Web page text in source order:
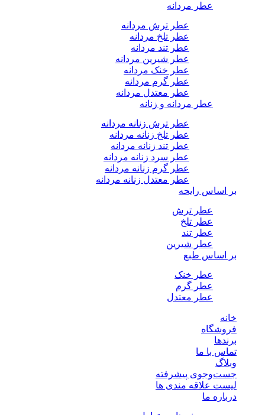
عطر مردانه
عطر ترش مردانه
عطر تلخ مردانه
عطر تند مردانه
عطر شیرین مردانه
عطر خنک مردانه
عطر گرم مردانه
عطر معتدل مردانه
عطر مردانه و زنانه
عطر ترش زنانه مردانه
عطر تلخ زنانه مردانه
عطر تند زنانه مردانه
عطر سرد زنانه مردانه
عطر گرم زنانه مردانه
عطر معتدل زنانه مردانه
بر اساس رایحه
عطر ترش
عطر تلخ
عطر تند
عطر شیرین
بر اساس طبع
عطر خنک
عطر گرم
عطر معتدل
خانه
فروشگاه
برندها
تماس با ما
وبلاگ
جست‌وجوی پیشرفته
لیست علاقه مندی ها
درباره ما